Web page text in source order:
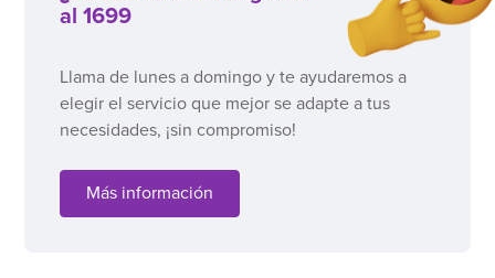
al 1699
Llama de lunes a domingo y te ayudaremos a
elegir el servicio que mejor se adapte a tus
necesidades, ¡sin compromiso!
Más información